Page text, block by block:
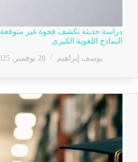
دراسة حديثة تكشف فجوة غير
النماذج اللغوية الكبرى
يوسف إبراهيم
28 نوفمبر, 2025